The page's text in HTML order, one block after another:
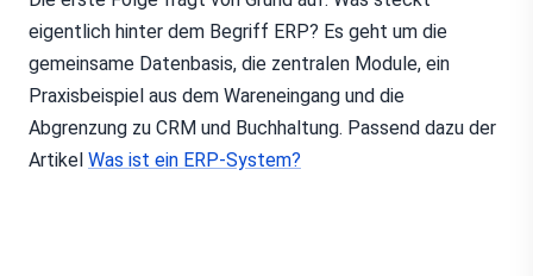
eigentlich hinter dem Begriff ERP? Es geht um die
gemeinsame Datenbasis, die zentralen Module, ein
Praxisbeispiel aus dem Wareneingang und die
Abgrenzung zu CRM und Buchhaltung. Passend dazu der
Artikel Was ist ein ERP-System?